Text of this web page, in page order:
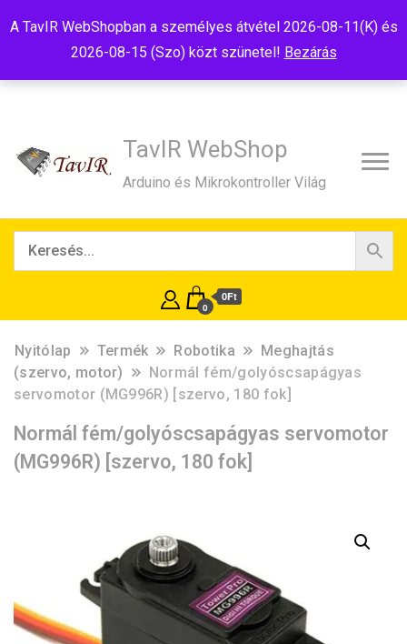
A TavIR WebShopban a személyes átvétel 2026-08-11(K) és
2026-08-15 (Szo) közt szünetel! Bezárás
TavIR WebShop
Arduino és Mikrokontroller Világ
0
0Ft
Nyitólap Termék Robotika
Meghajtás
(szervo, motor)
Normál fém/golyóscsapágyas
servomotor (MG996R) [szervo, 180 fok]
Normál fém/golyóscsapágyas servomotor
(MG996R) [szervo, 180 fok]